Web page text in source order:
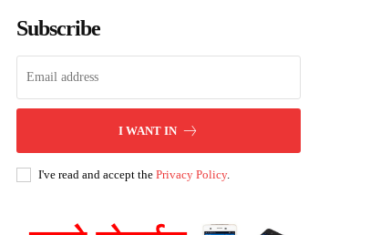
Subscribe
I WANT IN
I've read and accept thePrivacy Policy.